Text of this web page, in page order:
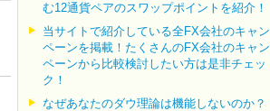
む12通貨ペアのスワップポイントを紹介！
当サイトで紹介している全FX会社のキャン
ペーンを掲載！たくさんのFX会社のキャン
ペーンから比較検討したい方は是非チェッ
ク！
なぜあなたのダウ理論は機能しないのか？